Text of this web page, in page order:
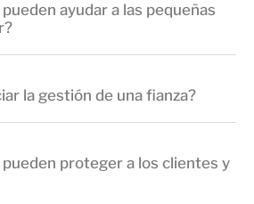
ayudar a las pequeñas
la gestión de una fianza?
pueden proteger a los clientes y